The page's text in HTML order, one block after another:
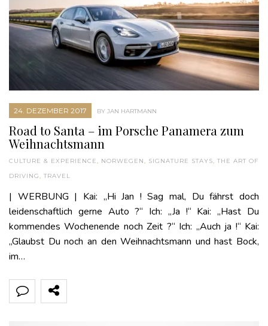
24. DEZEMBER 2017 BY JAN HARTMANN
Road to Santa – im Porsche Panamera zum
Weihnachtsmann
CULTURE & EXPERIENCE, NORWEGEN, SIGNATURE STAYS, THE ART OF
DRIVING, TRAVEL
| WERBUNG | Kai: „Hi Jan ! Sag mal, Du fährst doch
leidenschaftlich gerne Auto ?“ Ich: „Ja !“ Kai: „Hast Du
kommendes Wochenende noch Zeit ?“ Ich: „Auch ja !“ Kai:
„Glaubst Du noch an den Weihnachtsmann und hast Bock,
im…